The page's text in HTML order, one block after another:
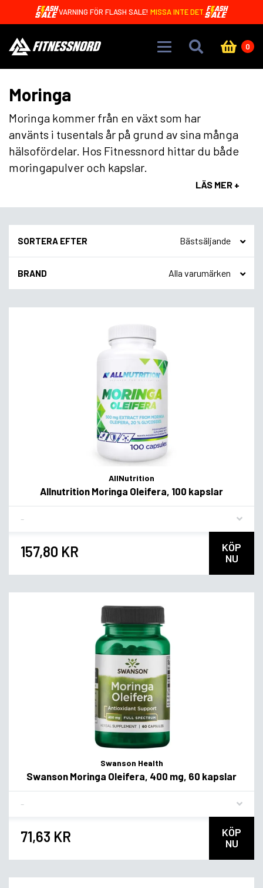
Skip to main contentVARNING FÖR FLASH SALE! MISSA INTE DET.
0
Moringa
Moringa kommer från en växt som har
använts i tusentals år på grund av sina många
hälsofördelar. Hos Fitnessnord hittar du både
moringapulver och kapslar.
LÄS MER +
SORTERA EFTER
BRAND
AllNutrition
Allnutrition Moringa Oleifera, 100 kapslar
157,80 KR
KÖP
NU
Swanson Health
Swanson Moringa Oleifera, 400 mg, 60 kapslar
71,63 KR
KÖP
NU